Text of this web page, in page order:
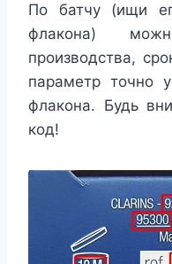
По батчу (ищи
флакона)
производства,
параметр точно
флакона. Будь
код!